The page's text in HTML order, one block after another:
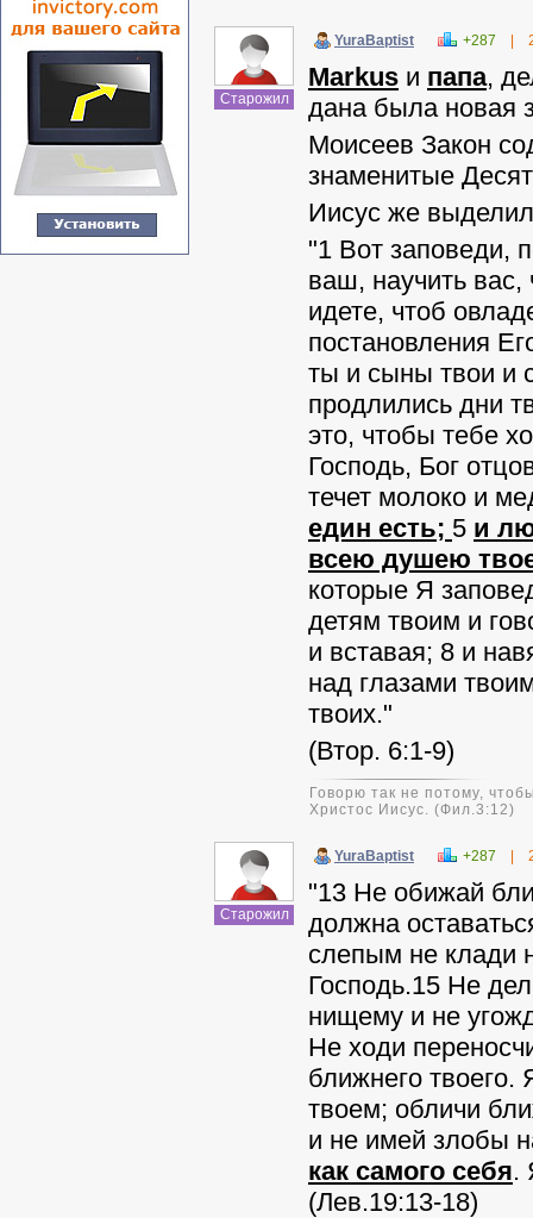
Старожил
YuraBaptist +287
Markus и папа,
дана была новая
Моисеев Закон
знаменитые
Иисус же
"1 Вот заповеди,
ваш, научить
идете, чтоб
постановления
ты и сыны твои и
продлились дни
это, чтобы тебе
Господь, Бог
течет молоко и
един есть; 5 и
всею душею
которые Я
детям твоим и
и вставая; 8 и
над глазами
твоих."
(Втор. 6:1-9)
Говорю так не потому,
Христос Иисус. (Фил.3:12)
Старожил
YuraBaptist +287
"13 Не обижай
должна
слепым не клади
Господь.15 Не
нищему и не
Не ходи
ближнего твоего.
твоем; обличи
и не имей злобы
как самого себя.
(Лев.19:13-18)